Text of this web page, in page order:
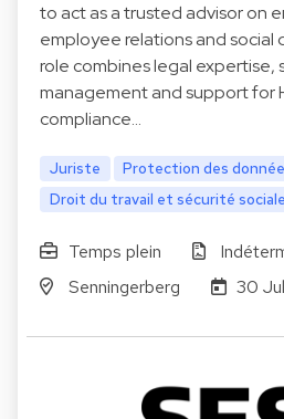
to act as a trusted advisor on
employee relations and social
role combines legal expertise,
management and support for
compliance…
Juriste
Protection des
Droit du travail et sécurité sociale
Temps plein
Senningerberg
30